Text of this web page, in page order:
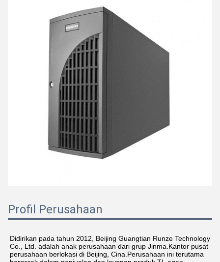
Profil Perusahaan
Didirikan pada tahun 2012, Beijing Guangtian Runze Technology
Co., Ltd. adalah anak perusahaan dari grup Jinma.Kantor pusat
perusahaan berlokasi di Beijing, Cina.Perusahaan ini terutama